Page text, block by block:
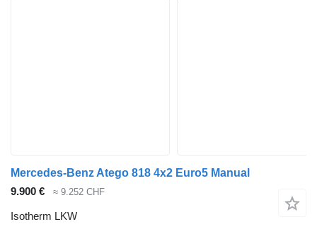
Mercedes-Benz Atego 818 4x2 Euro5 Manual
9.900 €
≈ 9.252 CHF
Isotherm LKW